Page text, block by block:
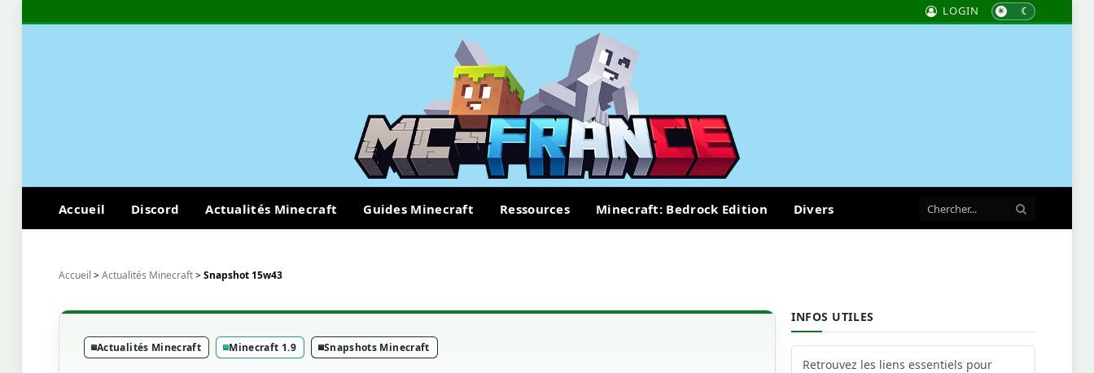
LOGIN
Accueil Discord Actualités Minecraft Guides Minecraft Ressources Minecraft: Bedrock Edition Divers
Accueil >Actualités Minecraft>Snapshot 15w43
Actualités Minecraft Minecraft 1.9 Snapshots Minecraft
INFOS UTILES
Retrouvez les liens essentiels pour